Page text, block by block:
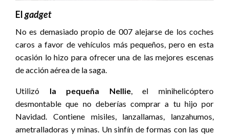
Elgadget
No es demasiado propio de 007 alejarse de los coches
caros a favor de vehículos más pequeños, pero en esta
ocasión lo hizo para ofrecer una de las mejores escenas
de acción aérea de la saga.
Utilizó la pequeña Nellie, el minihelicóptero
desmontable que no deberías comprar a tu hijo por
Navidad. Contiene misiles, lanzallamas, lanzahumos,
ametralladoras y minas. Un sinfín de formas con las que